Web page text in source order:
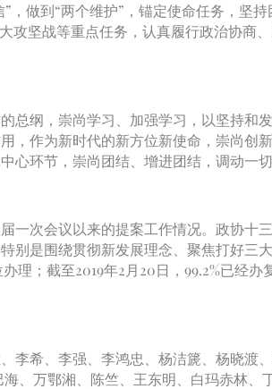
做到“两个维护”，锚定使命任务，坚
坚战等重点任务，认真履行政治协商
纲，崇尚学习、加强学习，以坚持和
作为新时代的新方位新使命，崇尚创
环节，崇尚团结、增进团结，调动一
次会议以来的提案工作情况。政协十
是围绕贯彻新发展理念、聚焦打好三大
理；截至2019年2月20日，99.2%已经
希、李强、李鸿忠、杨洁篪、杨晓渡
、万鄂湘、陈竺、王东明、白玛赤林